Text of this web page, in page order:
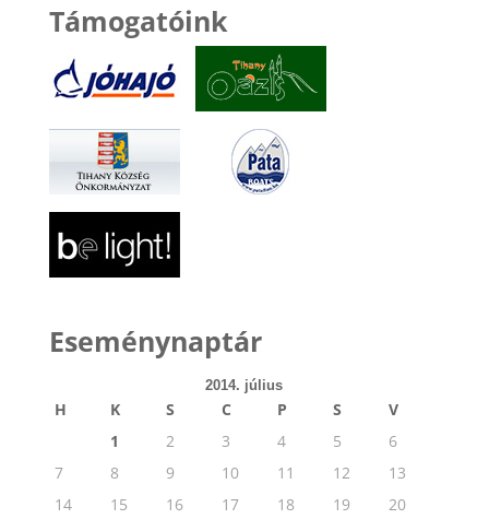
Támogatóink
Eseménynaptár
2014. július
H K S C P S
V
1
2 3 4 5
6
7
8 9 10 11 12
13
14
15 16 17 18 19 20